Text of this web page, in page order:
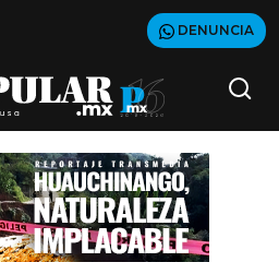
DENUNCIA